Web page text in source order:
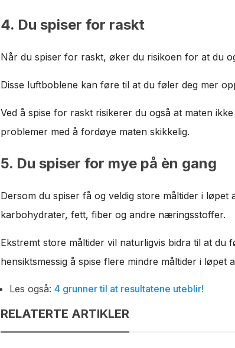
4. Du spiser for raskt
Når du spiser for raskt, øker du risikoen for at du
Disse luftboblene kan føre til at du føler deg mer
Ved å spise for raskt risikerer du også at maten
problemer med å fordøye maten skikkelig.
5. Du spiser for mye på èn gang
Dersom du spiser få og veldig store måltider i
karbohydrater, fett, fiber og andre næringsstoffer.
Ekstremt store måltider vil naturligvis bidra til at
hensiktsmessig å spise flere mindre måltider i løpet
Les også: 4 grunner til at resultatene uteblir!
RELATERTE ARTIKLER